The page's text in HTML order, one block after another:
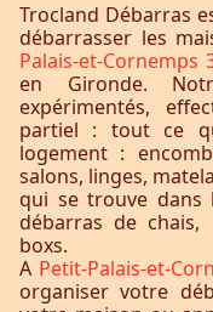
Trocland Débarras
débarrasser les
Palais-et-Cornemps
en Gironde.
expérimentés,
partiel : tout ce
logement :
salons, linges,
qui se trouve dans
débarras de
boxs.
A Petit-Palais-et-
organiser votre